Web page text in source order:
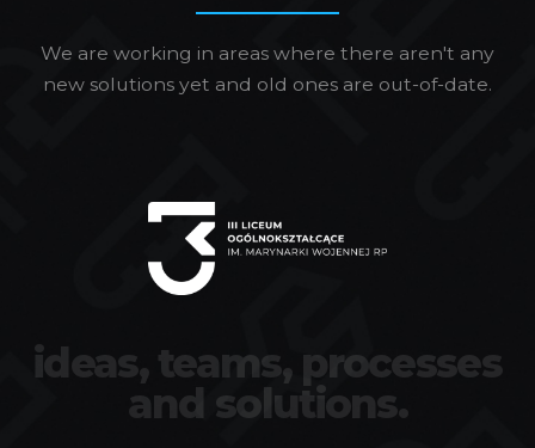
We are working in areas where there aren't any
new solutions yet and old ones are out-of-date.
ideas, teams, processes
and solutions.